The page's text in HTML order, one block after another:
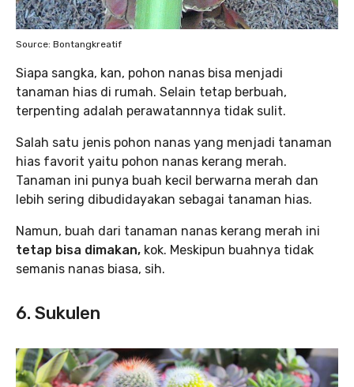
Source: Bontangkreatif
Siapa sangka, kan, pohon nanas bisa menjadi
tanaman hias di rumah. Selain tetap berbuah,
terpenting adalah perawatannnya tidak sulit.
Salah satu jenis pohon nanas yang menjadi tanaman
hias favorit yaitu pohon nanas kerang merah.
Tanaman ini punya buah kecil berwarna merah dan
lebih sering dibudidayakan sebagai tanaman hias.
Namun, buah dari tanaman nanas kerang merah ini
tetap bisa dimakan, kok. Meskipun buahnya tidak
semanis nanas biasa, sih.
6. Sukulen